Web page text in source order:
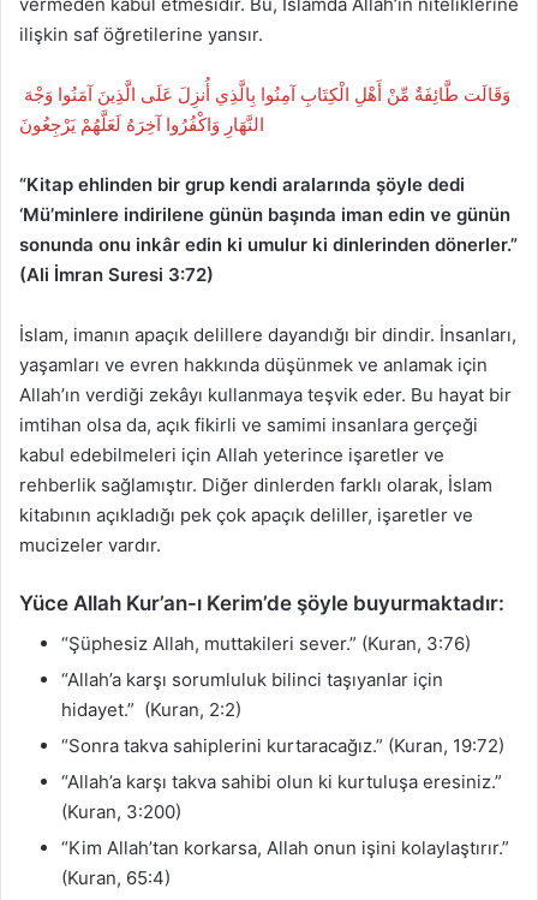
ilişkin saf öğretilerine yansır.
وَقَالَت طَّائِفَةٌ مِّنْ أَهْلِ الْكِتَابِ آمِنُوا بِالَّذِي أُنزِلَ عَلَى الَّذِينَ آمَنُوا وَجْهَ
النَّهَارِ وَاكْفُرُوا آخِرَهُ لَعَلَّهُمْ يَرْجِعُونَ
“Kitap ehlinden bir grup kendi aralarında şöyle dedi
‘Mü’minlere indirilene günün başında iman edin ve günün
sonunda onu inkâr edin ki umulur ki dinlerinden dönerler.”
(Ali İmran Suresi 3:72)
İslam, imanın apaçık delillere dayandığı bir dindir. İnsanları,
yaşamları ve evren hakkında düşünmek ve anlamak için
Allah’ın verdiği zekâyı kullanmaya teşvik eder. Bu hayat bir
imtihan olsa da, açık fikirli ve samimi insanlara gerçeği
kabul edebilmeleri için Allah yeterince işaretler ve
rehberlik sağlamıştır. Diğer dinlerden farklı olarak, İslam
kitabının açıkladığı pek çok apaçık deliller, işaretler ve
mucizeler vardır.
Yüce Allah Kur’an-ı Kerim’de şöyle buyurmaktadır:
“Şüphesiz Allah, muttakileri sever.” (Kuran, 3:76)
“Allah’a karşı sorumluluk bilinci taşıyanlar için
hidayet.” (Kuran, 2:2)
“Sonra takva sahiplerini kurtaracağız.” (Kuran, 19:72)
“Allah’a karşı takva sahibi olun ki kurtuluşa eresiniz.”
(Kuran, 3:200)
“Kim Allah’tan korkarsa, Allah onun işini kolaylaştırır.”
(Kuran, 65:4)